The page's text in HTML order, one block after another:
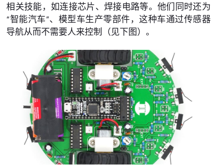
相关技能，如连接芯片、焊接电路等。他们同时还为
“智能汽车”、模型车生产零部件，这种车通过传感器
导航从而不需要人来控制（见下图）。